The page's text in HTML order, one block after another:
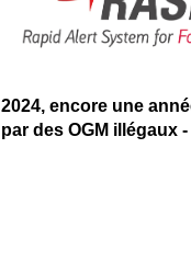
2024, encore une
par des OGM illégaux